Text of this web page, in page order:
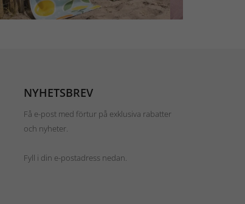
NYHETSBREV
Få e-post med förtur på exklusiva rabatter
och nyheter.
Fyll i din e-postadress nedan.